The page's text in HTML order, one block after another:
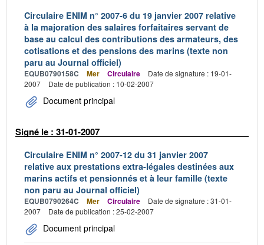
Circulaire ENIM n° 2007-6 du 19 janvier 2007 relative
à la majoration des salaires forfaitaires servant de
base au calcul des contributions des armateurs, des
cotisations et des pensions des marins (texte non
paru au Journal officiel)
EQUB0790158C Mer Circulaire
Date de signature : 19-01-
2007
Date de publication : 10-02-2007
Document principal
Signé le : 31-01-2007
Circulaire ENIM n° 2007-12 du 31 janvier 2007
relative aux prestations extra-légales destinées aux
marins actifs et pensionnés et à leur famille (texte
non paru au Journal officiel)
EQUB0790264C Mer Circulaire
Date de signature : 31-01-
2007
Date de publication : 25-02-2007
Document principal